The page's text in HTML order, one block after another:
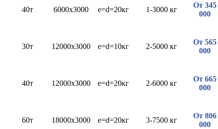
40т 6000х3000 e=d=20кг 1-3000 кг
От 345
000
30т 12000х3000 e=d=10кг 2-5000 кг
От 565
000
40т 12000х3000 e=d=20кг 2-6000 кг
От 665
000
60т 18000х3000 e=d=20кг 3-7500 кг
От 806
000